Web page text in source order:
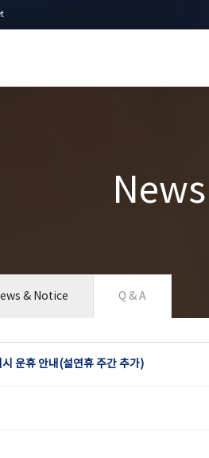
& Notice Q & A
운휴 안내(설연휴 주간 추가)